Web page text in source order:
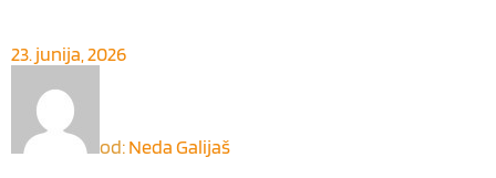
23. junija, 2026
od:Neda Galijaš